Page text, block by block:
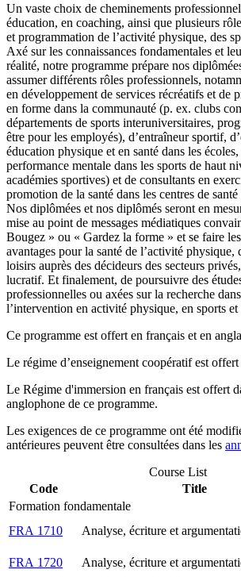
Un vaste choix de cheminements
éducation, en coaching, ainsi que plusieurs
et programmation de l’activité physique, des
Axé sur les connaissances fondamentales et
réalité, notre programme prépare nos
assumer différents rôles professionnels,
en développement de services récréatifs et de
en forme dans la communauté (p. ex. clubs
départements de sports interuniversitaires,
être pour les employés), d’entraîneur sportif,
éducation physique et en santé dans les
performance mentale dans les sports de haut
académies sportives) et de consultants en
promotion de la santé dans les centres de
Nos diplômées et nos diplômés seront en
mise au point de messages médiatiques
Bougez » ou « Gardez la forme » et se faire
avantages pour la santé de l’activité physique,
loisirs auprès des décideurs des secteurs
lucratif. Et finalement, de poursuivre des
professionnelles ou axées sur la recherche
l’intervention en activité physique, en sports et
Ce programme est offert en français et en
Le régime d’enseignement coopératif est
Le Régime d'immersion en français est offert
anglophone de ce programme.
Les exigences de ce programme ont été
antérieures peuvent être consultées dans les
Course List
Code
Title
Formation fondamentale
FRA 1710
Analyse, écriture et
FRA 1720
Analyse, écriture et